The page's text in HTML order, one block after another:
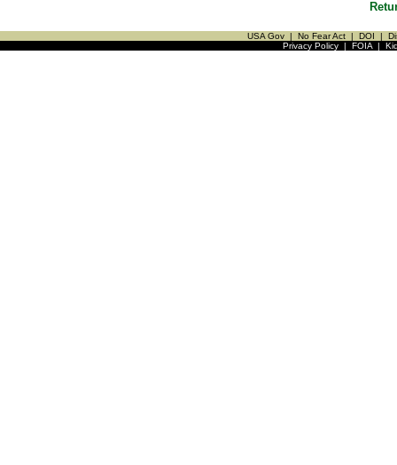
USA Gov | No Fear Act | DOI |
Privacy Policy| FOIA|